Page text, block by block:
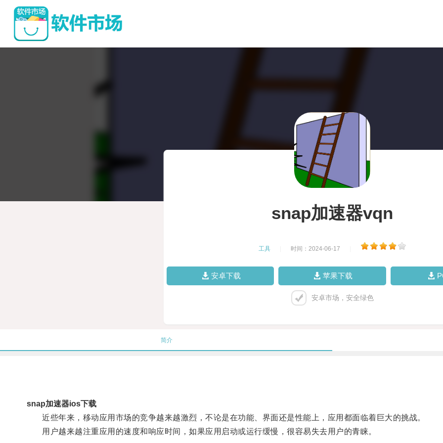
snap加速器vqn
工具 时间：2024-06-17
安卓下载 苹果下载
安卓市场，安全绿色
简介
snap加速器ios下载
近些年来，移动应用市场的竞争越来越激烈，不论是在功能、界面还是性能上，应用都面临着巨大的挑战。
用户越来越注重应用的速度和响应时间，如果应用启动或运行缓慢，很容易失去用户的青睐。